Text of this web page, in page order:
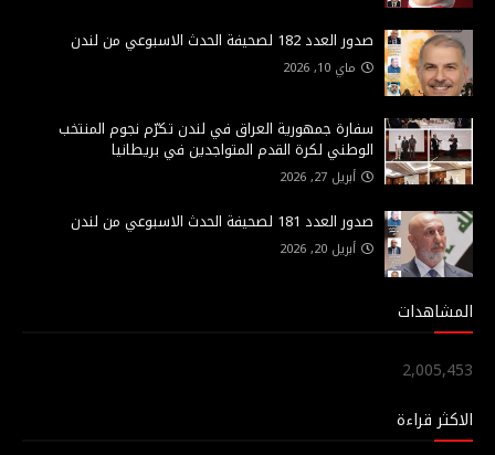
صدور العدد 182 لصحيفة الحدث الاسبوعي من لندن
ماي 10, 2026
سفارة جمهورية العراق في لندن تكرّم نجوم المنتخب
الوطني لكرة القدم المتواجدين في بريطانيا
أبريل 27, 2026
صدور العدد 181 لصحيفة الحدث الاسبوعي من لندن
أبريل 20, 2026
المشاهدات
2,005,453
الاكثر قراءة